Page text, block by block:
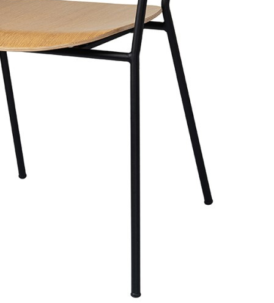
Информация о доставке
Помона
Курьер
Служба доставки СДЭК
Рассчитываем стоимость доставки...
Самовывоз
ПВЗ СДЭК
Рассчитываем стоимость доставки...
Преимущества для клиентов
Вступайте в ряды довольных клиентов! Создавайте
Мы доставим ваш заказ курьером по Москве и Санкт-
Петербургу или службой доставки по всей России.
Оплатите заказ банковской картой, электронными
деньгами или наличными в ближайшем платежном